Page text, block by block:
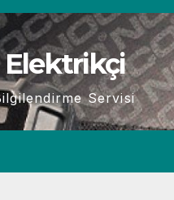
Servisi